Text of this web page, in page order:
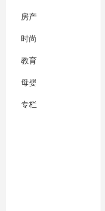
房产
时尚
教育
母婴
专栏